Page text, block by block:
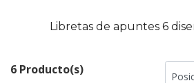
Libretas de apuntes 6
6 Producto(s)